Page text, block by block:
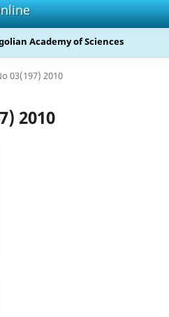
Academy of Sciences
03(197) 2010
2010